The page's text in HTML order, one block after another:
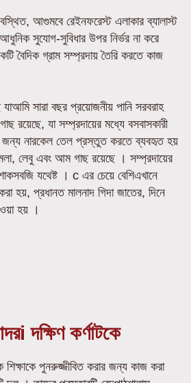
আগুমবে রেইনফরেস্ট এলাকার ব্যালাস্ট
সুযোগ-সুবিধার উপর নির্ভর না করে
বৈদিক গ্রাম সম্প্রদায় তৈরি করতে কাজ
সারা বছর প্রয়োজনীয় পানি সরবরাহ
রয়েছে, যা সম্প্রদায়ের মধ্যে বসবাসকারী
নারকেল তেল প্রস্তুত করতে ব্যবহৃত হয়
লেবু এবং আম গাছ রয়েছে । সম্প্রদায়ের
যথেষ্ট । c এর চেয়ে বেশিএখানে
হয়, প্রধানত মালনাদ গিদা জাতের, দিনে
হয় ।
দক্ষিণ কর্ণাটকে
শিক্ষাকে পুনরুজ্জীবিত করার জন্য কাজ করা